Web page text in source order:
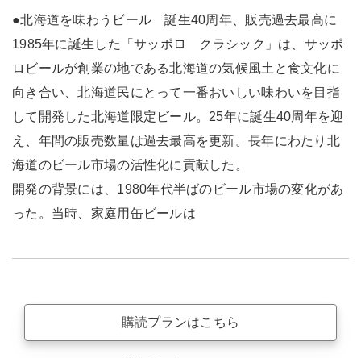
●北海道を味わうビール 誕生40周年、販売過去最高に
1985年に誕生した「サッポロ クラシック」は、サッポ
ロビールが創業の地である北海道の気候風土と食文化に
向き合い、北海道民にとって一番おいしい味わいを目指
して開発した北海道限定ビール。25年に誕生40周年を迎
え、年間の販売数量は過去最高を更新。長年にわたり北
海道のビール市場の活性化に貢献した。
開発の背景には、1980年代半ばのビール市場の変化があ
った。当時、家庭用缶ビールは
購読プランはこちら